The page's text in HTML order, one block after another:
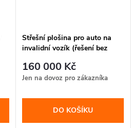
Střešní plošina pro auto na
invalidní vozík (řešení bez
160 000 Kč
Jen na dovoz pro zákazníka
DO KOŠÍKU